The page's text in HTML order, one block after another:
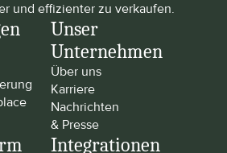
und effizienter zu verkaufen.
Unser
Unternehmen
Über uns
Karriere
Nachrichten
& Presse
Integrationen